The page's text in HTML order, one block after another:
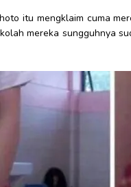
itu mengklaim cuma
mereka sungguhnya